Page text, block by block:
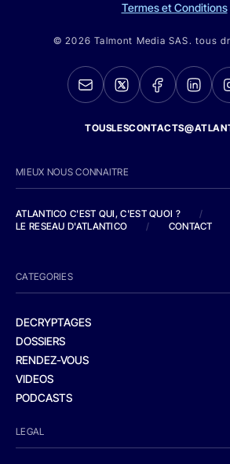
Termes et Conditions
© 2026 Talmont Media SAS. tous
MIEUX NOUS CONNAITRE
ATLANTICO C'EST QUI, C'EST QUOI ?
/
LE RESEAU D'ATLANTICO
/ CONTACT
CATEGORIES
DECRYPTAGES
DOSSIERS
RENDEZ-VOUS
VIDEOS
PODCASTS
LEGAL